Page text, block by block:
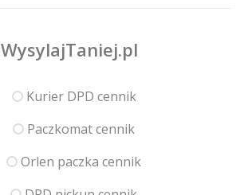
WysylajTaniej.pl
Kurier DPD cennik
Paczkomat cennik
Orlen paczka cennik